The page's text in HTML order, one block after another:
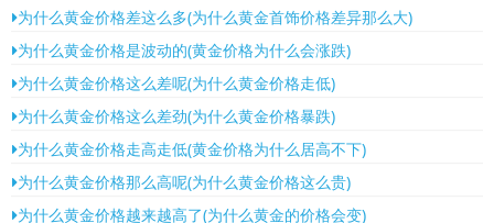
为什么黄金价格差这么多(为什么黄金首饰价格差异那么大)
为什么黄金价格是波动的(黄金价格为什么会涨跌)
为什么黄金价格这么差呢(为什么黄金价格走低)
为什么黄金价格这么差劲(为什么黄金价格暴跌)
为什么黄金价格走高走低(黄金价格为什么居高不下)
为什么黄金价格那么高呢(为什么黄金价格这么贵)
为什么黄金价格越来越高了(为什么黄金的价格会变)